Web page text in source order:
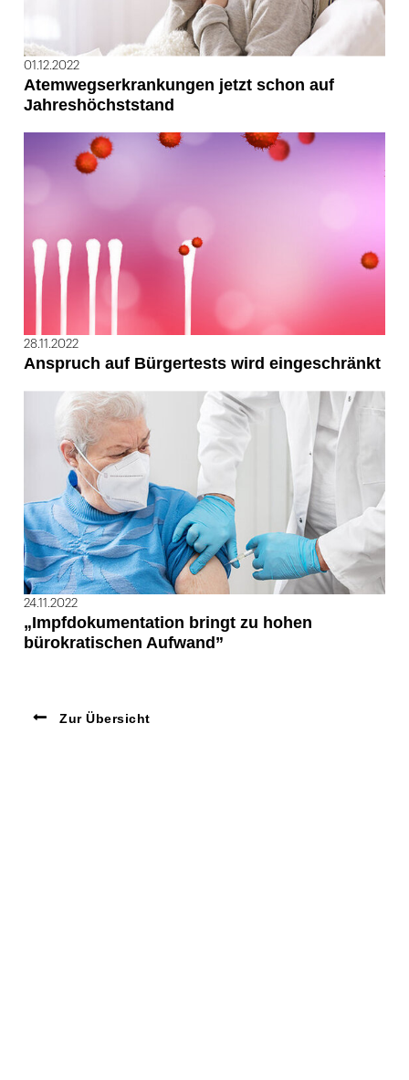
01.12.2022
Atemwegserkrankungen jetzt schon auf
Jahreshöchststand
28.11.2022
Anspruch auf Bürgertests wird eingeschränkt
24.11.2022
„Impfdokumentation bringt zu hohen
bürokratischen Aufwand”
Zur Übersicht